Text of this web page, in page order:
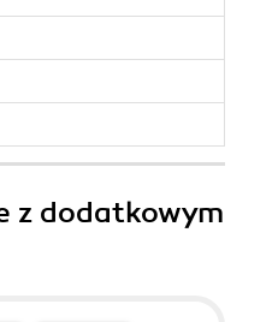
z dodatkowym